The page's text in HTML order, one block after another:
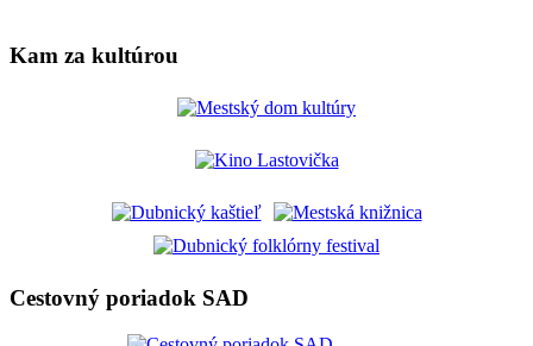
Kam za kultúrou
Cestovný poriadok SAD